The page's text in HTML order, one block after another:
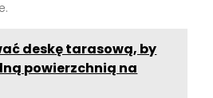
deskę tarasową, by
powierzchnią na